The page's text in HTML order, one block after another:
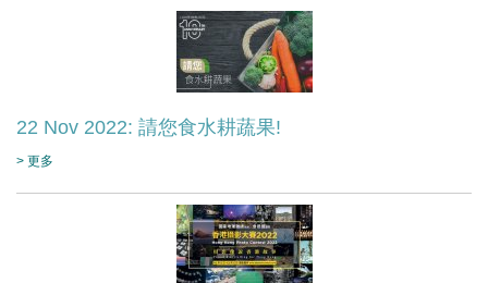
22 Nov 2022: 請您食水耕蔬果!
> 更多